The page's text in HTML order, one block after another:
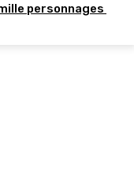
personnages